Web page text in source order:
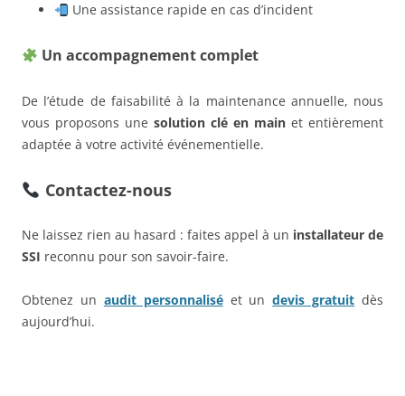
Une assistance rapide en cas d’incident
Un accompagnement complet
De l’étude de faisabilité à la maintenance annuelle, nous
vous proposons une solution clé en main et entièrement
adaptée à votre activité événementielle.
Contactez-nous
Ne laissez rien au hasard : faites appel à un installateur de
SSI reconnu pour son savoir-faire.
Obtenez un audit personnaliséet undevis gratuit dès
aujourd’hui.